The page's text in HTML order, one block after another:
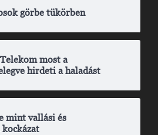
görbe tükörben
most a
hirdeti a haladást
mint vallási és